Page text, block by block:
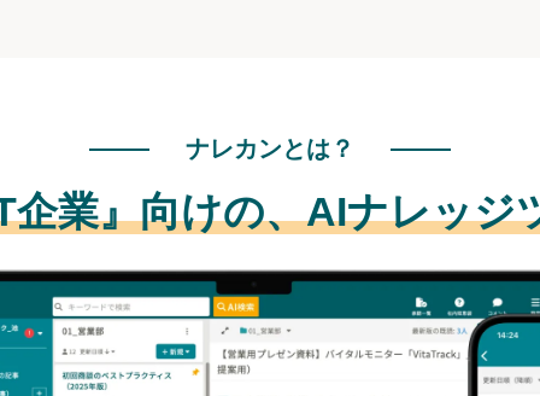
ナレカンとは？
企業』向けの、AIナレッジ